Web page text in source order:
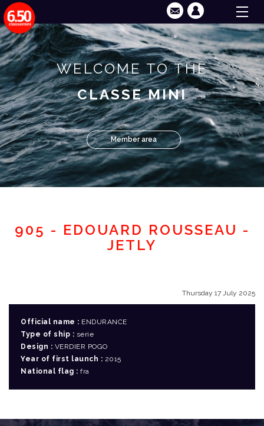
WELCOME TO THE
CLASSE MINI
Member area
905 - EDOUARD ROUSSEAU -
JETLY
Thursday 17 July 2025
Official name : ENDURANCE
Type of ship : serie
Design : VERDIER POGO
Year of first launch : 2015
National flag : fra